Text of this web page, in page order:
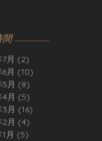
間
月 (2)
月 (10)
月 (8)
月 (5)
月 (16)
月 (4)
月 (5)